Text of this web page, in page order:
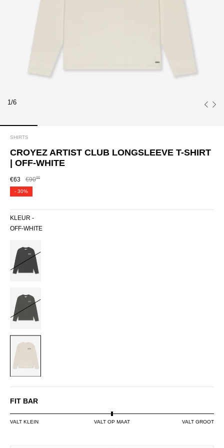
1/6
SHIRTS
CROYEZ ARTIST CLUB LONGSLEEVE T-SHIRT
| OFF-WHITE
€63 €9000
- 30%
KLEUR -
OFF-WHITE
BLACK
DARK
GREEN
OFF-
WHITE
FIT BAR
VALT KLEIN VALT OP MAAT VALT GROOT